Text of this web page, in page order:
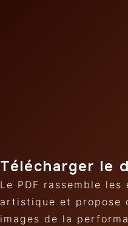
Télécharger le
Le PDF rassemble les
artistique et propose
images de la